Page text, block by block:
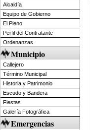
Alcaldía
Equipo de Gobierno
El Pleno
Perfil del Contratante
Ordenanzas
Municipio
Callejero
Término Municipal
Historia y Patrimonio
Escudo y Bandera
Fiestas
Galería Fotográfica
Emergencias